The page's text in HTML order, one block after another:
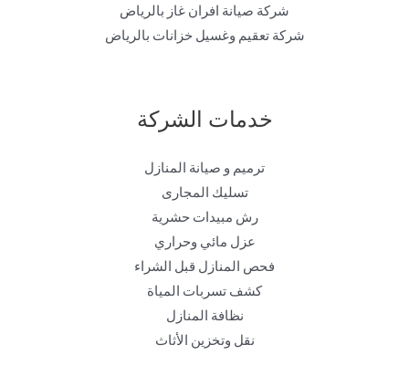
شركة صيانة افران غاز بالرياض
شركة تعقيم وغسيل خزانات بالرياض
خدمات الشركة
ترميم و صيانة المنازل
تسليك المجارى
رش مبيدات حشرية
عزل مائي وحراري
فحص المنازل قبل الشراء
كشف تسربات المياة
نظافة المنازل
نقل وتخزين الأثاث